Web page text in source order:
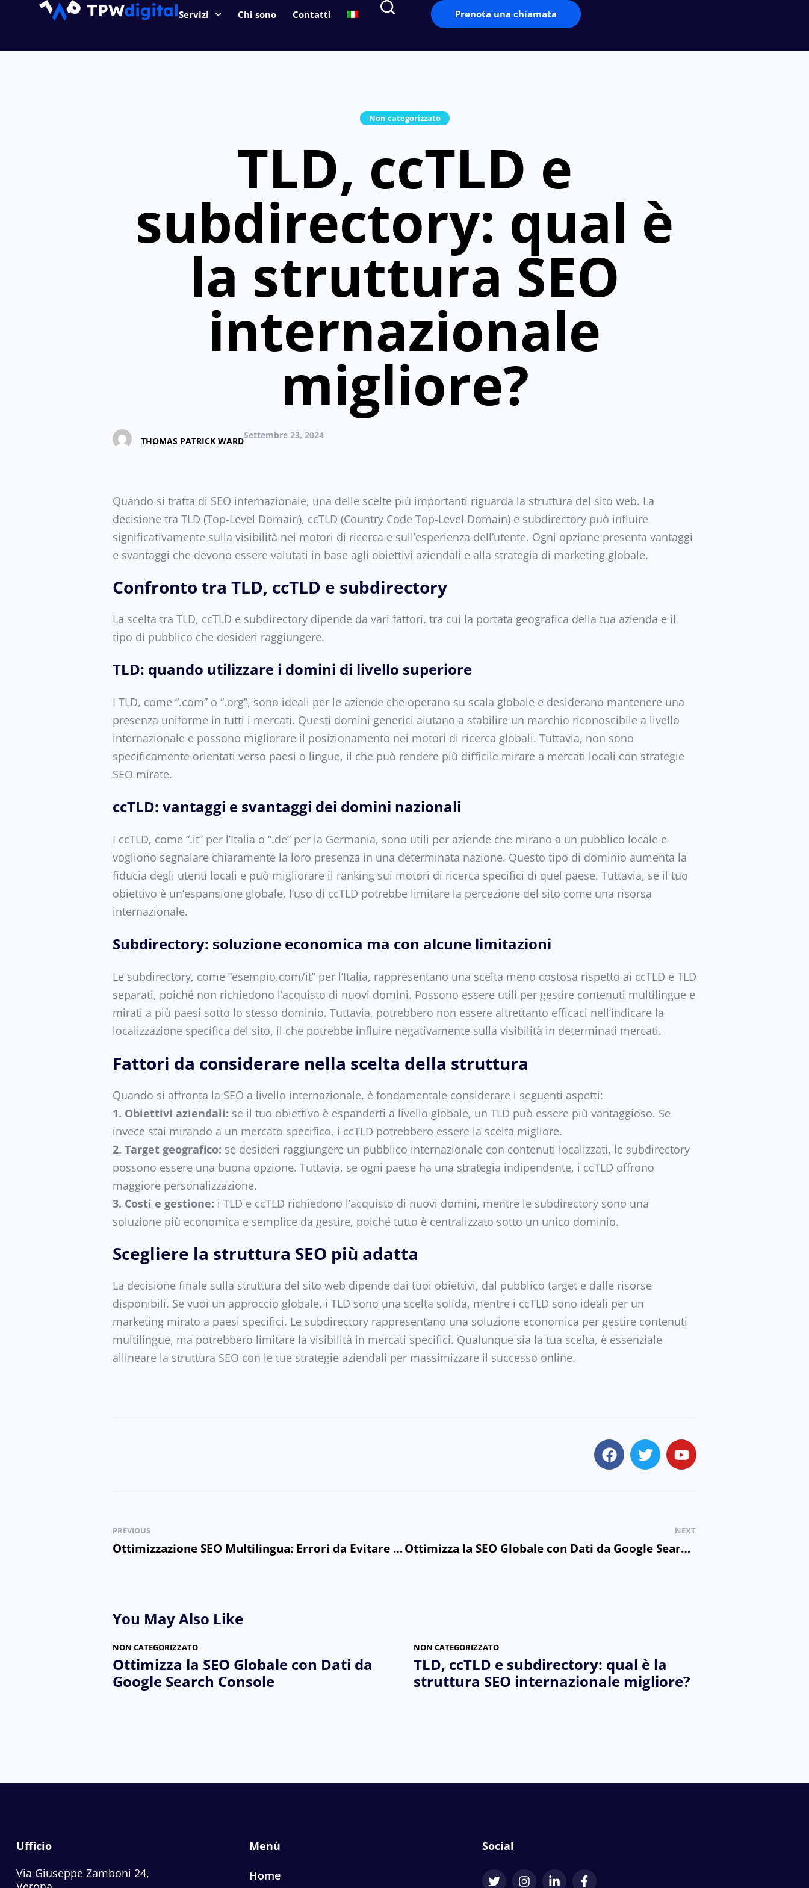
Servizi Chi sono Contatti Prenota una chiamata
Non categorizzato
TLD, ccTLD e
subdirectory: qual è
la struttura SEO
internazionale
migliore?
THOMAS PATRICK WARD
Settembre 23, 2024
Quando si tratta di SEO internazionale, una delle scelte più importanti riguarda la struttura del sito web. La
decisione tra TLD (Top-Level Domain), ccTLD (Country Code Top-Level Domain) e subdirectory può influire
significativamente sulla visibilità nei motori di ricerca e sull’esperienza dell’utente. Ogni opzione presenta vantaggi
e svantaggi che devono essere valutati in base agli obiettivi aziendali e alla strategia di marketing globale.
Confronto tra TLD, ccTLD e subdirectory
La scelta tra TLD, ccTLD e subdirectory dipende da vari fattori, tra cui la portata geografica della tua azienda e il
tipo di pubblico che desideri raggiungere.
TLD: quando utilizzare i domini di livello superiore
I TLD, come “.com” o “.org”, sono ideali per le aziende che operano su scala globale e desiderano mantenere una
presenza uniforme in tutti i mercati. Questi domini generici aiutano a stabilire un marchio riconoscibile a livello
internazionale e possono migliorare il posizionamento nei motori di ricerca globali. Tuttavia, non sono
specificamente orientati verso paesi o lingue, il che può rendere più difficile mirare a mercati locali con strategie
SEO mirate.
ccTLD: vantaggi e svantaggi dei domini nazionali
I ccTLD, come “.it” per l’Italia o “.de” per la Germania, sono utili per aziende che mirano a un pubblico locale e
vogliono segnalare chiaramente la loro presenza in una determinata nazione. Questo tipo di dominio aumenta la
fiducia degli utenti locali e può migliorare il ranking sui motori di ricerca specifici di quel paese. Tuttavia, se il tuo
obiettivo è un’espansione globale, l’uso di ccTLD potrebbe limitare la percezione del sito come una risorsa
internazionale.
Subdirectory: soluzione economica ma con alcune limitazioni
Le subdirectory, come “esempio.com/it” per l’Italia, rappresentano una scelta meno costosa rispetto ai ccTLD e TLD
separati, poiché non richiedono l’acquisto di nuovi domini. Possono essere utili per gestire contenuti multilingue e
mirati a più paesi sotto lo stesso dominio. Tuttavia, potrebbero non essere altrettanto efficaci nell’indicare la
localizzazione specifica del sito, il che potrebbe influire negativamente sulla visibilità in determinati mercati.
Fattori da considerare nella scelta della struttura
Quando si affronta la SEO a livello internazionale, è fondamentale considerare i seguenti aspetti:
1. Obiettivi aziendali: se il tuo obiettivo è espanderti a livello globale, un TLD può essere più vantaggioso. Se
invece stai mirando a un mercato specifico, i ccTLD potrebbero essere la scelta migliore.
2. Target geografico: se desideri raggiungere un pubblico internazionale con contenuti localizzati, le subdirectory
possono essere una buona opzione. Tuttavia, se ogni paese ha una strategia indipendente, i ccTLD offrono
maggiore personalizzazione.
3. Costi e gestione: i TLD e ccTLD richiedono l’acquisto di nuovi domini, mentre le subdirectory sono una
soluzione più economica e semplice da gestire, poiché tutto è centralizzato sotto un unico dominio.
Scegliere la struttura SEO più adatta
La decisione finale sulla struttura del sito web dipende dai tuoi obiettivi, dal pubblico target e dalle risorse
disponibili. Se vuoi un approccio globale, i TLD sono una scelta solida, mentre i ccTLD sono ideali per un
marketing mirato a paesi specifici. Le subdirectory rappresentano una soluzione economica per gestire contenuti
multilingue, ma potrebbero limitare la visibilità in mercati specifici. Qualunque sia la tua scelta, è essenziale
allineare la struttura SEO con le tue strategie aziendali per massimizzare il successo online.
PREVIOUS
Ottimizzazione SEO Multilingua: Errori da Evitare per un Sito Globale
NEXT
Ottimizza la SEO Globale con Dati da Google Search Console
You May Also Like
NON CATEGORIZZATO
Ottimizza la SEO Globale con Dati da
Google Search Console
NON CATEGORIZZATO
TLD, ccTLD e subdirectory: qual è la
struttura SEO internazionale migliore?
Ufficio
Via Giuseppe Zamboni 24,
Menù
Home
Social